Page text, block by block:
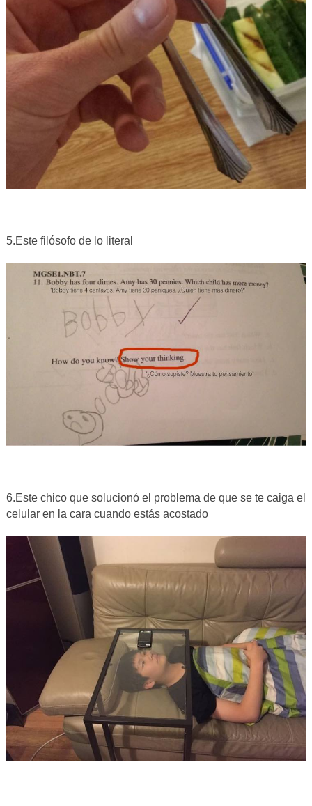
5.Este filósofo de lo literal
6.Este chico que solucionó el problema de que se te caiga el
celular en la cara cuando estás acostado